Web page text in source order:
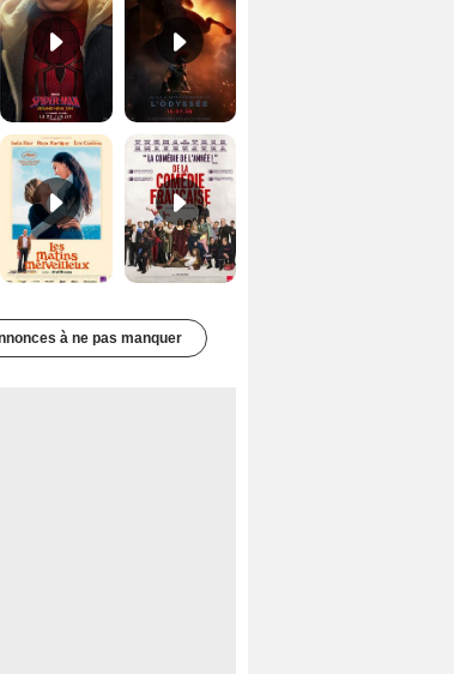
De la Comédie-Française Teaser VF
à ne pas manquer